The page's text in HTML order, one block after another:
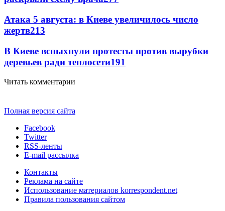
Атака 5 августа: в Киеве увеличилось число
жертв213
В Киеве вспыхнули протесты против вырубки
деревьев ради теплосети191
Читать комментарии
Полная версия сайта
Facebook
Twitter
RSS-ленты
E-mail рассылка
Контакты
Реклама на сайте
Использование материалов korrespondent.net
Правила пользования сайтом